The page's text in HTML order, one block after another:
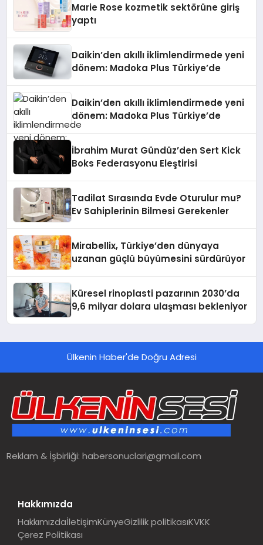
Marie Rose kozmetik sektörüne giriş
yaptı
Daikin’den akıllı iklimlendirmede yeni
dönem: Madoka Plus Türkiye’de
Daikin’den akıllı iklimlendirmede yeni
dönem: Madoka Plus Türkiye’de
İbrahim Murat Gündüz’den Sert Kick
Boks Federasyonu Eleştirisi
Tadilat Sırasında Evde Oturulur mu?
Ev Sahiplerinin Bilmesi Gerekenler
Mirabellix, Türkiye’den dünyaya
uzanan güçlü büyümesini sürdürüyor
Küresel rinoplasti pazarının 2030’da
9,6 milyar dolara ulaşması bekleniyor
Ülkenin Haber'de Doğru Adresi
Reklam & İşbirliği:habersonuclari@gmail.com
Hakkımızda
HakkımızdaİletişimKünyeGizlilik politikasıKVKK
Çerez Politikası